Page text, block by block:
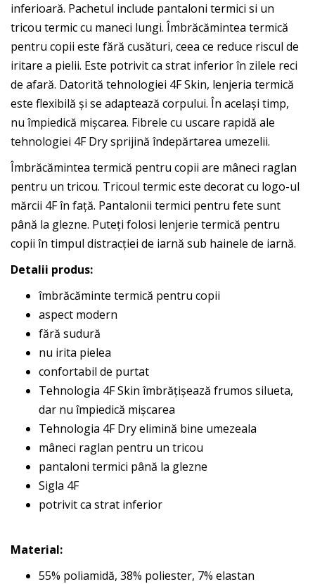
inferioară. Pachetul include pantaloni termici si un
tricou termic cu maneci lungi. Îmbrăcămintea termică
pentru copii este fără cusături, ceea ce reduce riscul de
iritare a pielii. Este potrivit ca strat inferior în zilele reci
de afară. Datorită tehnologiei 4F Skin, lenjeria termică
este flexibilă și se adaptează corpului. În același timp,
nu împiedică mișcarea. Fibrele cu uscare rapidă ale
tehnologiei 4F Dry sprijină îndepărtarea umezelii.
Îmbrăcămintea termică pentru copii are mâneci raglan
pentru un tricou. Tricoul termic este decorat cu logo-ul
mărcii 4F în față. Pantalonii termici pentru fete sunt
până la glezne. Puteți folosi lenjerie termică pentru
copii în timpul distracției de iarnă sub hainele de iarnă.
Detalii produs:
îmbrăcăminte termică pentru copii
aspect modern
fără sudură
nu irita pielea
confortabil de purtat
Tehnologia 4F Skin îmbrățișează frumos silueta,
dar nu împiedică mișcarea
Tehnologia 4F Dry elimină bine umezeala
mâneci raglan pentru un tricou
pantaloni termici până la glezne
Sigla 4F
potrivit ca strat inferior
Material:
55% poliamidă, 38% poliester, 7% elastan